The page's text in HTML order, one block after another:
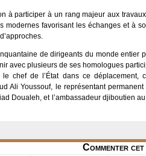
à participer à un rang majeur aux
modernes favorisant les échanges et à
de dirigeants du monde entier
avec plusieurs de ses homologues
chef de l’État dans ce
Ali Youssouf, le représentant
Doualeh, et l’ambassadeur djiboutien
Commenter